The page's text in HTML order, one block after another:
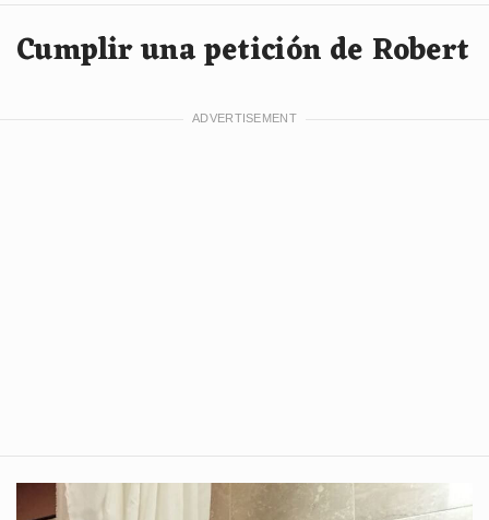
Cumplir una petición de Robert